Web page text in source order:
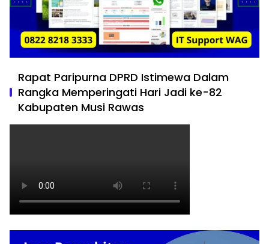
Rapat Paripurna DPRD Istimewa Dalam
Rangka Memperingati Hari Jadi ke-82
Kabupaten Musi Rawas